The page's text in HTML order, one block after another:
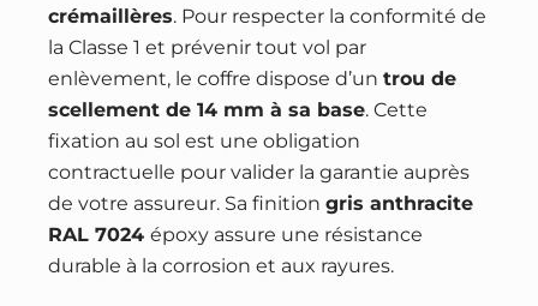
crémaillères. Pour respecter la conformité de
la Classe 1 et prévenir tout vol par
enlèvement, le coffre dispose d’un trou de
scellement de 14 mm à sa base. Cette
fixation au sol est une obligation
contractuelle pour valider la garantie auprès
de votre assureur. Sa finition gris anthracite
RAL 7024 époxy assure une résistance
durable à la corrosion et aux rayures.